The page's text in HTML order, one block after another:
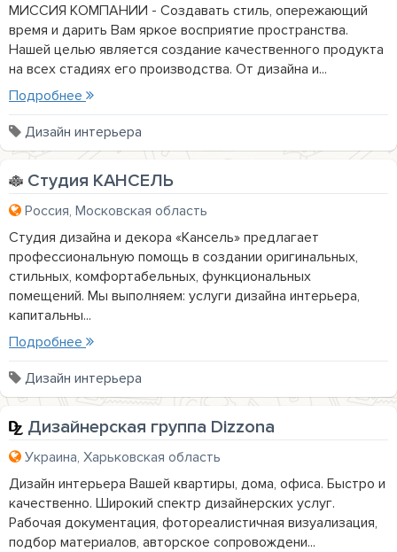
МИССИЯ КОМПАНИИ - Создавать стиль, опережающий
время и дарить Вам яркое восприятие пространства.
Нашей целью является создание качественного продукта
на всех стадиях его производства. От дизайна и...
Подробнее
Дизайн интерьера
Студия КАНСЕЛЬ
Россия, Московская область
Студия дизайна и декора «Кансель» предлагает
профессиональную помощь в создании оригинальных,
стильных, комфортабельных, функциональных
помещений. Мы выполняем: услуги дизайна интерьера,
капитальны...
Подробнее
Дизайн интерьера
Дизайнерская группа Dizzona
Украина, Харьковская область
Дизайн интерьера Вашей квартиры, дома, офиса. Быстро и
качественно. Широкий спектр дизайнерских услуг.
Рабочая документация, фотореалистичная визуализация,
подбор материалов, авторское сопровождени...